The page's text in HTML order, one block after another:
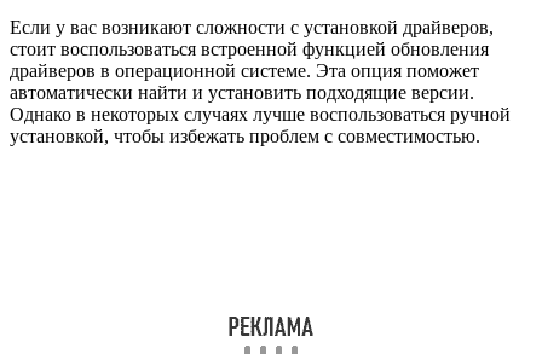
Если у вас возникают сложности с установкой драйверов,
стоит воспользоваться встроенной функцией обновления
драйверов в операционной системе. Эта опция поможет
автоматически найти и установить подходящие версии.
Однако в некоторых случаях лучше воспользоваться ручной
установкой, чтобы избежать проблем с совместимостью.